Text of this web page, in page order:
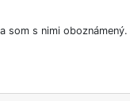
som s nimi oboznámený.